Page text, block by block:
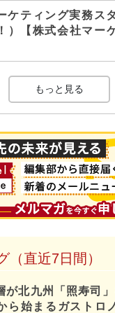
ケティング実務ス
）【株式会社マー
もっと見る
（直近7日間）
が北九州「照寿司
ら始まるガストロ